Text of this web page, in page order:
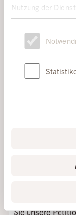
Nutzung der
Einwilligungsauswahl
Sie unsere